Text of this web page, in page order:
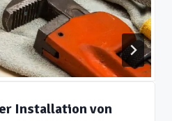
Installation von